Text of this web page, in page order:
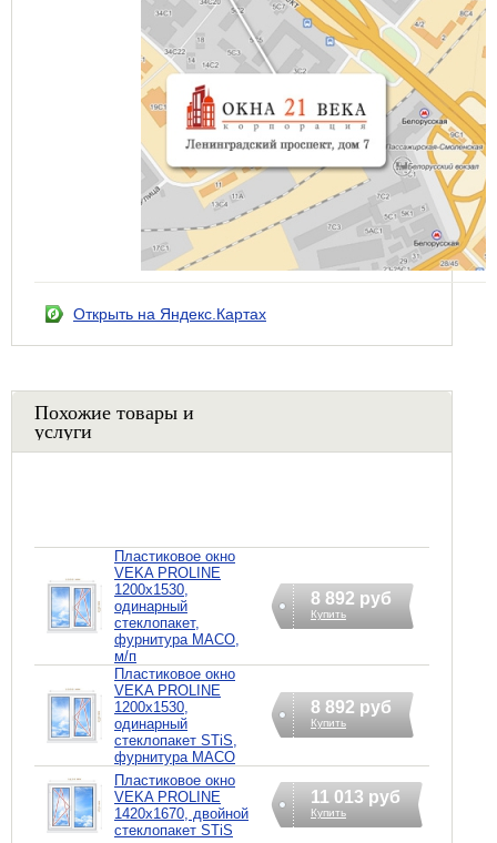
Открыть на Яндекс.Картах
Похожие товары и
услуги
Пластиковое окно
VEKA PROLINE
1200х1530,
одинарный
стеклопакет,
фурнитура MACO,
м/п
8 892 руб
Купить
Пластиковое окно
VEKA PROLINE
1200х1530,
одинарный
стеклопакет STiS,
фурнитура MACO
8 892 руб
Купить
Пластиковое окно
VEKA PROLINE
1420х1670, двойной
стеклопакет STiS
11 013 руб
Купить